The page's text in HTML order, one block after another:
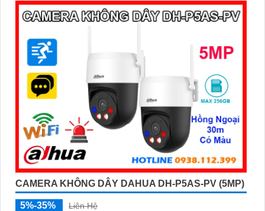
CAMERA KHÔNG DÂY DAHUA DH-P5AS-PV (5MP)
5%-35%
Liên Hệ